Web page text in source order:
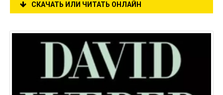
СКАЧАТЬ ИЛИ ЧИТАТЬ ОНЛАЙН